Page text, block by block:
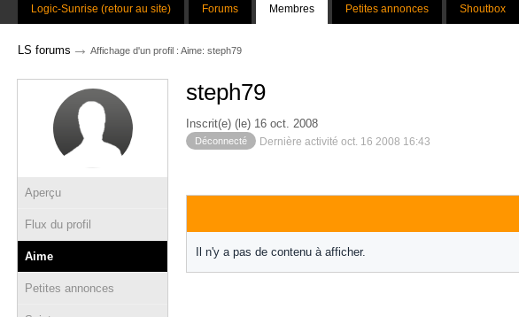
Logic-Sunrise (retour au site) Forums Membres Petites annonces Shoutbox
LS forums → Affichage d'un profil : Aime: steph79
Aperçu
Flux du profil
Aime
Petites annonces
steph79
Inscrit(e) (le) 16 oct. 2008
Déconnecté Dernière activité oct. 16 2008 16:43
Il n'y a pas de contenu à afficher.